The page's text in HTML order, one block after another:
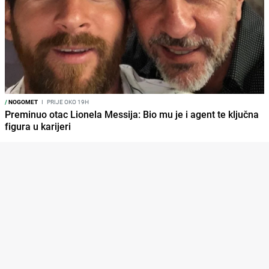
/NOGOMET I PRIJE OKO 19H
Preminuo otac Lionela Messija: Bio mu je i agent te ključna
figura u karijeri